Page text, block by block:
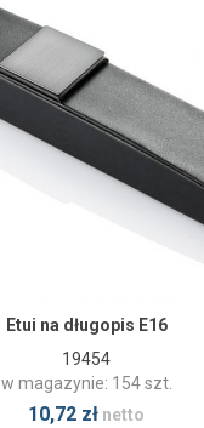
Etui na długopis E16
19454
w magazynie: 154 szt.
10,72 zł netto